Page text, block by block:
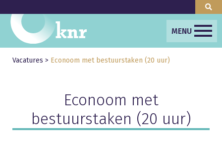
MENU
Vacatures > Econoom met bestuurstaken (20 uur)
Econoom met
bestuurstaken (20 uur)